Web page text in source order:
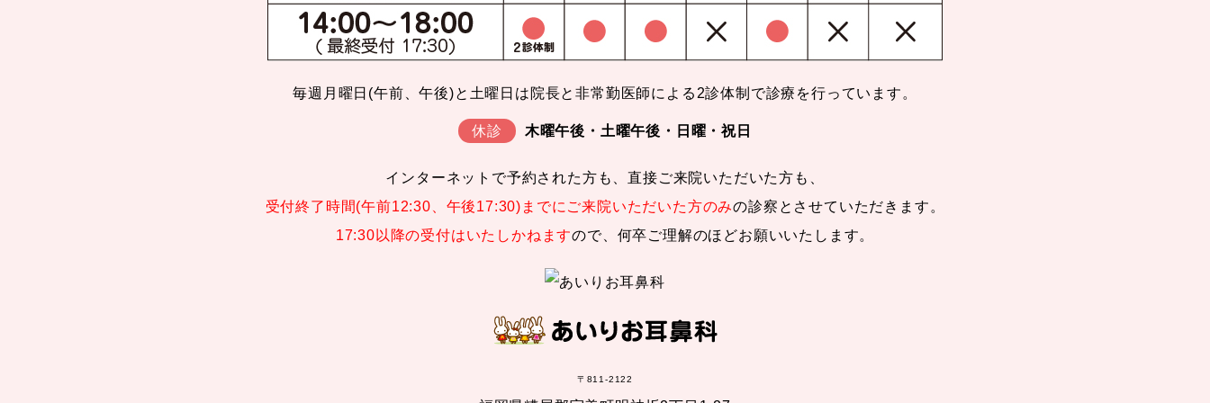
毎週月曜日(午前、午後)と土曜日は院長と非常勤医師による2診体制で診療を行っています。
休診 木曜午後・土曜午後・日曜・祝日
インターネットで予約された方も、直接ご来院いただいた方も、
受付終了時間(午前12:30、午後17:30)までにご来院いただいた方のみの診察とさせていただきます。
17:30以降の受付はいたしかねますので、何卒ご理解のほどお願いいたします。
〒811-2122